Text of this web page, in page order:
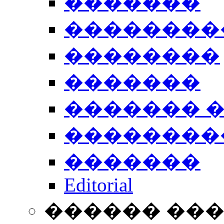
��������
�������
�������
�������
Editorial
������